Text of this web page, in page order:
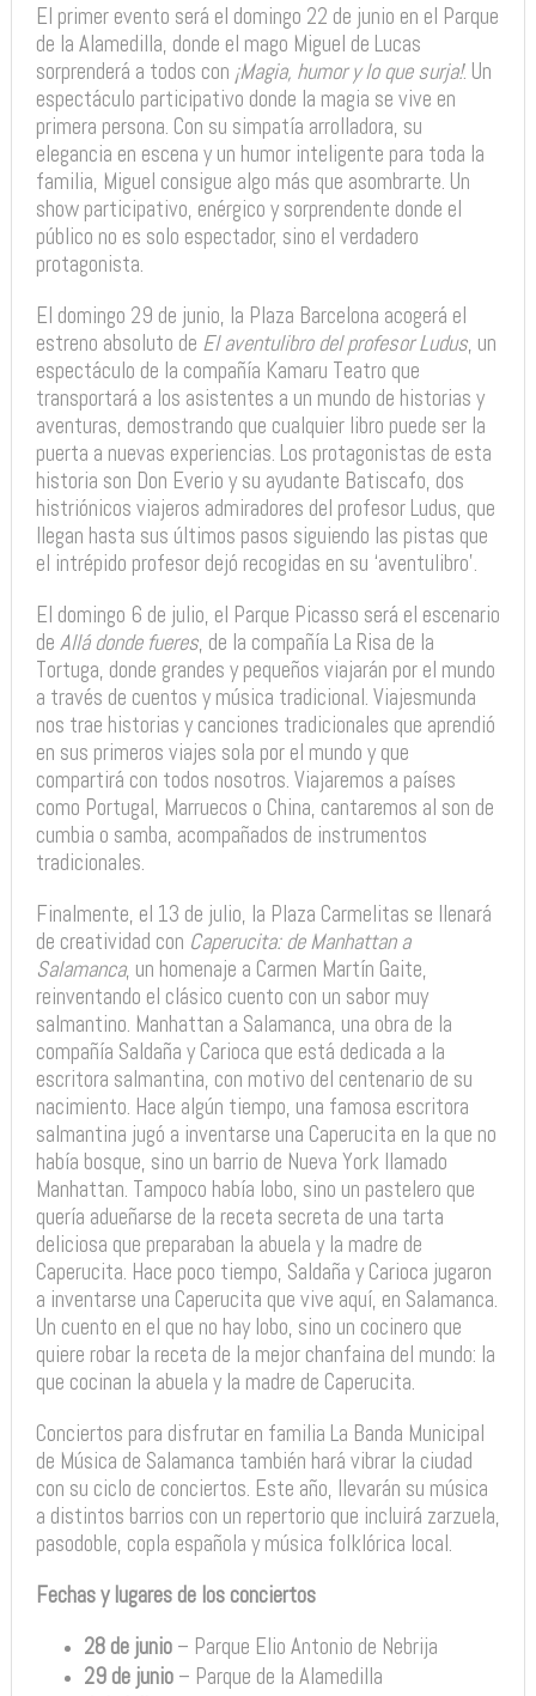
El primer evento será el domingo 22 de junio en el Parque
de la Alamedilla, donde el mago Miguel de Lucas
sorprenderá a todos con ¡Magia, humor y lo que surja!. Un
espectáculo participativo donde la magia se vive en
primera persona. Con su simpatía arrolladora, su
elegancia en escena y un humor inteligente para toda la
familia, Miguel consigue algo más que asombrarte. Un
show participativo, enérgico y sorprendente donde el
público no es solo espectador, sino el verdadero
protagonista.
El domingo 29 de junio, la Plaza Barcelona acogerá el
estreno absoluto de El aventulibro del profesor Ludus, un
espectáculo de la compañía Kamaru Teatro que
transportará a los asistentes a un mundo de historias y
aventuras, demostrando que cualquier libro puede ser la
puerta a nuevas experiencias. Los protagonistas de esta
historia son Don Everio y su ayudante Batiscafo, dos
histriónicos viajeros admiradores del profesor Ludus, que
llegan hasta sus últimos pasos siguiendo las pistas que
el intrépido profesor dejó recogidas en su ‘aventulibro’.
El domingo 6 de julio, el Parque Picasso será el escenario
de Allá donde fueres, de la compañía La Risa de la
Tortuga, donde grandes y pequeños viajarán por el mundo
a través de cuentos y música tradicional. Viajesmunda
nos trae historias y canciones tradicionales que aprendió
en sus primeros viajes sola por el mundo y que
compartirá con todos nosotros. Viajaremos a países
como Portugal, Marruecos o China, cantaremos al son de
cumbia o samba, acompañados de instrumentos
tradicionales.
Finalmente, el 13 de julio, la Plaza Carmelitas se llenará
de creatividad con Caperucita: de Manhattan a
Salamanca, un homenaje a Carmen Martín Gaite,
reinventando el clásico cuento con un sabor muy
salmantino. Manhattan a Salamanca, una obra de la
compañía Saldaña y Carioca que está dedicada a la
escritora salmantina, con motivo del centenario de su
nacimiento. Hace algún tiempo, una famosa escritora
salmantina jugó a inventarse una Caperucita en la que no
había bosque, sino un barrio de Nueva York llamado
Manhattan. Tampoco había lobo, sino un pastelero que
quería adueñarse de la receta secreta de una tarta
deliciosa que preparaban la abuela y la madre de
Caperucita. Hace poco tiempo, Saldaña y Carioca jugaron
a inventarse una Caperucita que vive aquí, en Salamanca.
Un cuento en el que no hay lobo, sino un cocinero que
quiere robar la receta de la mejor chanfaina del mundo: la
que cocinan la abuela y la madre de Caperucita.
Conciertos para disfrutar en familia La Banda Municipal
de Música de Salamanca también hará vibrar la ciudad
con su ciclo de conciertos. Este año, llevarán su música
a distintos barrios con un repertorio que incluirá zarzuela,
pasodoble, copla española y música folklórica local.
Fechas y lugares de los conciertos
28 de junio– Parque Elio Antonio de Nebrija
29 de junio– Parque de la Alamedilla